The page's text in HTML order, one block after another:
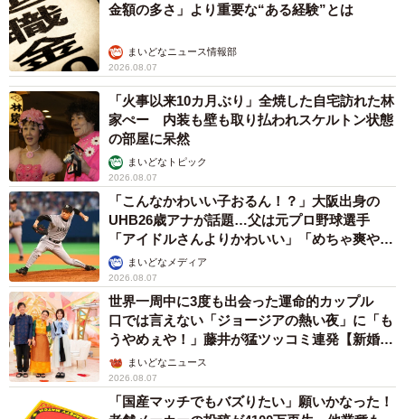
金額の多さ」より重要な“ある経験”とは
まいどなニュース情報部
2026.08.07
「火事以来10カ月ぶり」全焼した自宅訪れた林
家ぺー 内装も壁も取り払われスケルトン状態
の部屋に呆然
まいどなトピック
2026.08.07
「こんなかわいい子おるん！？」大阪出身の
UHB26歳アナが話題…父は元プロ野球選手
「アイドルさんよりかわいい」「めちゃ爽や
か」まいどなメディア
2026.08.07
世界一周中に3度も出会った運命的カップル
口では言えない「ジョージアの熱い夜」に「も
うやめぇや！」藤井が猛ツッコミ連発【新婚さ
ん】まいどなニュース
2026.08.07
「国産マッチでもバズりたい」願いかなった！